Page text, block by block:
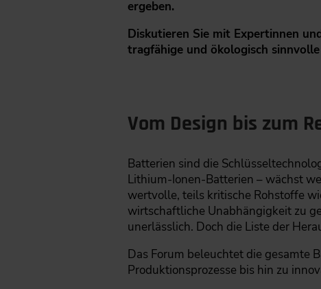
ergeben.
Diskutieren Sie mit Expertinnen
tragfähige und ökologisch
Vom Design bis zum
Batterien sind die
Lithium-Ionen-Batterien – wächst
wertvolle, teils kritische Rohstoffe
wirtschaftliche Unabhängigkeit zu
unerlässlich. Doch die Liste der
Das Forum beleuchtet die gesamte
Produktionsprozesse bis hin zu